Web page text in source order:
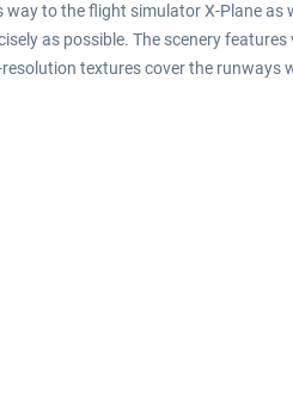
to the flight simulator X-Plane
as possible. The scenery
textures cover the